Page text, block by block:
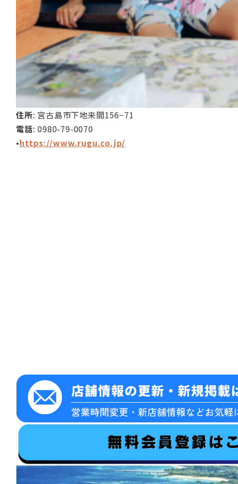
住所: 宮古島市下地来間156−71
電話: 0980-79-0070
•https://www.rugu.co.jp/